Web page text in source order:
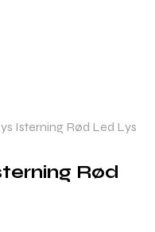
Isterning Rød Led Lys
Rød